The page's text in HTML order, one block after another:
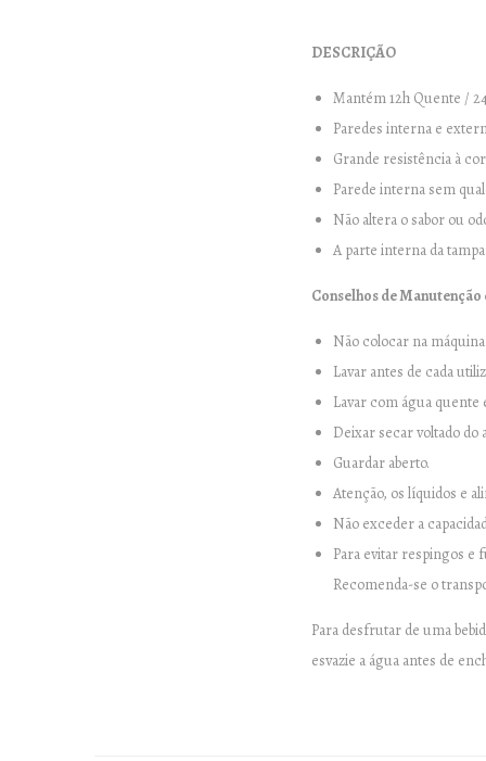
DESCRIÇÃO
Mantém 12h Quente /
Paredes interna e
Grande resistência à
Parede interna sem
Não altera o sabor ou
A parte interna da
Conselhos de
Não colocar na
Lavar antes de cada
Lavar com água quente
Deixar secar voltado do
Guardar aberto.
Atenção, os líquidos e
Não exceder a
Para evitar respingos e
Recomenda-se o
Para desfrutar de uma
esvazie a água antes de